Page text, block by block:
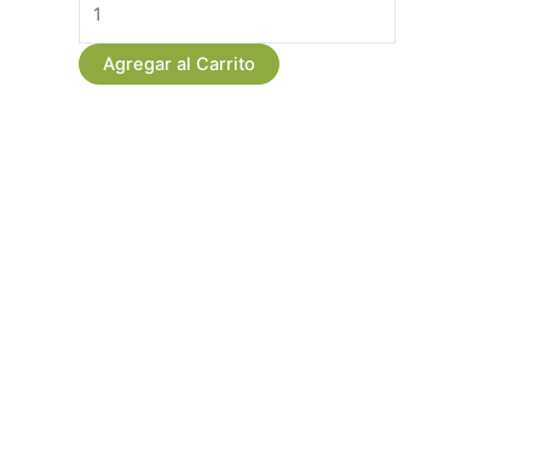
Bouquet
de
Gerberas
Agregar al Carrito